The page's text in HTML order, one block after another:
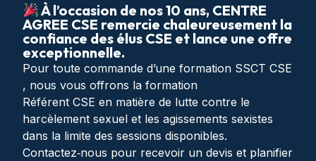
À l’occasion de nos 10 ans, CENTRE
AGREE CSE remercie chaleureusement la
confiance des élus CSE et lance une offre
exceptionnelle.
Pour toute commande d’une formation SSCT CSE
, nous vous offrons la formation
Référent CSE en matière de lutte contre le
harcèlement sexuel et les agissements sexistes
dans la limite des sessions disponibles.
Contactez‑nous pour recevoir un devis et planifier